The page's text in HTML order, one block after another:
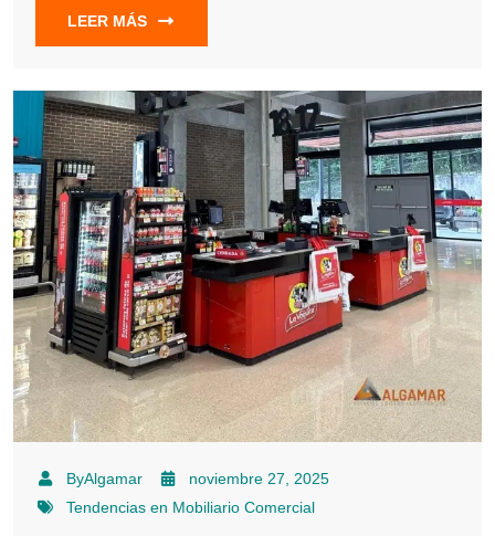
LEER MÁS
ByAlgamar
noviembre 27, 2025
Tendencias en Mobiliario Comercial